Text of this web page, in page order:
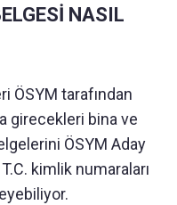
NASIL
ÖSYM tarafından
girecekleri bina ve
ÖSYM Aday
kimlik numaraları